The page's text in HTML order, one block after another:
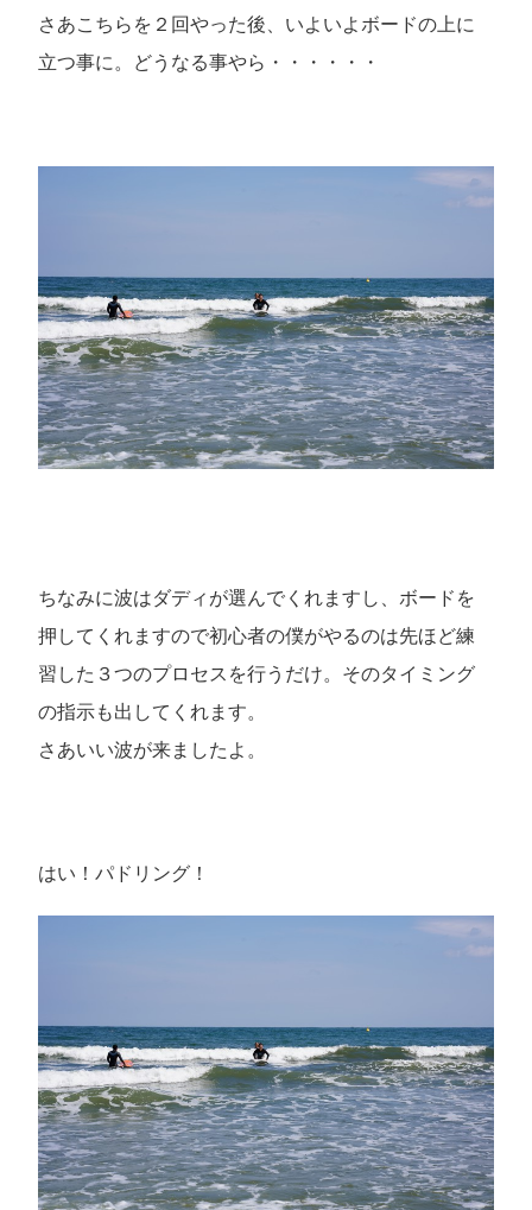
さあこちらを２回やった後、いよいよボードの上に
立つ事に。どうなる事やら・・・・・・
ちなみに波はダディが選んでくれますし、ボードを
押してくれますので初心者の僕がやるのは先ほど練
習した３つのプロセスを行うだけ。そのタイミング
の指示も出してくれます。
さあいい波が来ましたよ。
はい！パドリング！